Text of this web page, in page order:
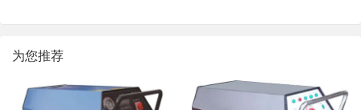
为您推荐